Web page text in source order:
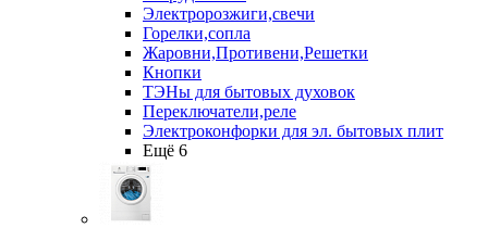
Электророзжиги,свечи
Горелки,сопла
Жаровни,Противени,Решетки
Кнопки
ТЭНы для бытовых духовок
Переключатели,реле
Электроконфорки для эл. бытовых плит
Ещё 6